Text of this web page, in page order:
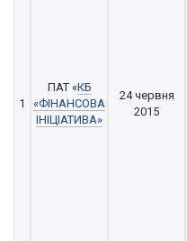
1
ПАТ «КБ
«ФІНАНСОВА
ІНІЦІАТИВА»
24 червня
2015